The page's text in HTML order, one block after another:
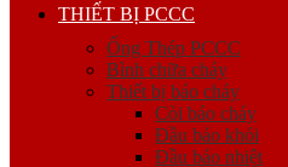
THIẾT BỊ PCCC
Ống Thép PCCC
Bình chữa cháy
Thiết bị báo cháy
Còi báo cháy
Đầu báo khói
Đầu báo nhiệt